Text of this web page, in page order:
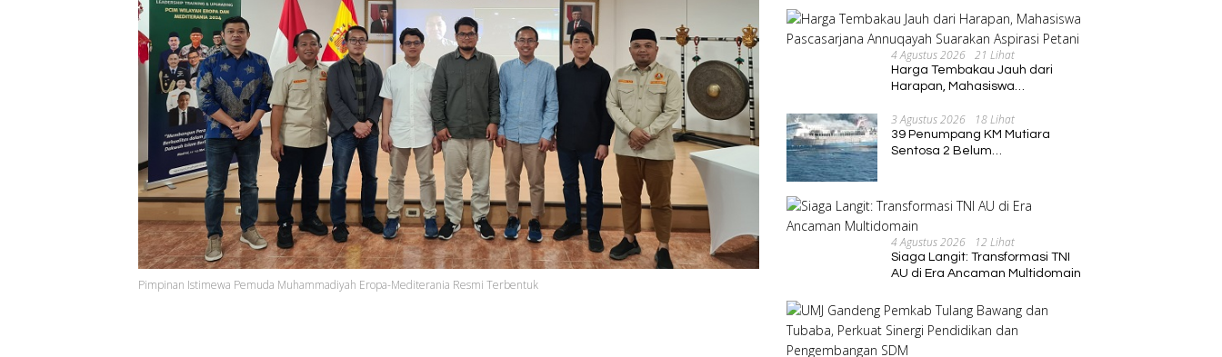
Pimpinan Istimewa Pemuda Muhammadiyah Eropa-Mediterania Resmi Terbentuk
4 Agustus 2026 21 Lihat
Harga Tembakau Jauh dari
Harapan, Mahasiswa
Suarakan Aspirasi Petani
3 Agustus 2026 18 Lihat
39 Penumpang KM Mutiara
Sentosa 2 Belum
4 Agustus 2026 12 Lihat
Siaga Langit: Transformasi TNI
AU di Era Ancaman Multidomain